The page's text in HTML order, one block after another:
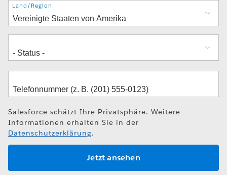
Adresse
Land/Region
Salesforce schätzt Ihre Privatsphäre. Weitere
Informationen erhalten Sie in der
Datenschutzerklärung.